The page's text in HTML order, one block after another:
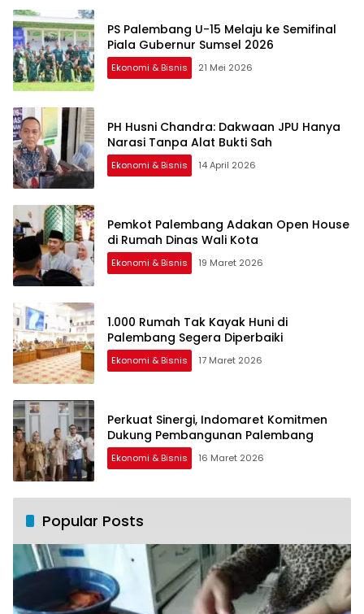
PS Palembang U-15 Melaju ke Semifinal
Piala Gubernur Sumsel 2026
Ekonomi & Bisnis 21 Mei 2026
PH Husni Chandra: Dakwaan JPU Hanya
Narasi Tanpa Alat Bukti Sah
Ekonomi & Bisnis 14 April 2026
Pemkot Palembang Adakan Open House
di Rumah Dinas Wali Kota
Ekonomi & Bisnis 19 Maret 2026
1.000 Rumah Tak Kayak Huni di
Palembang Segera Diperbaiki
Ekonomi & Bisnis 17 Maret 2026
Perkuat Sinergi, Indomaret Komitmen
Dukung Pembangunan Palembang
Ekonomi & Bisnis 16 Maret 2026
Popular Posts